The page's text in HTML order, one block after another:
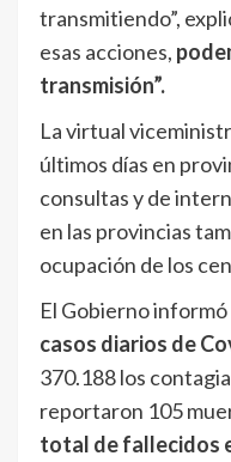
transmitiendo”,
esas acciones,
transmisión”.
La virtual
últimos días en
consultas y de
en las provincias
ocupación de los
El Gobierno informó
casos diarios de
370.188 los
reportaron 105
total de fallecidos